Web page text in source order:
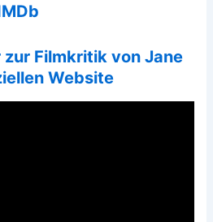
zur Filmkritik von Jane
Website